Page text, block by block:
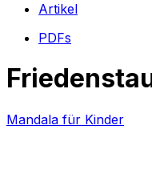
Artikel
PDFs
Mandala für Kinder